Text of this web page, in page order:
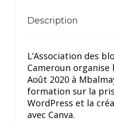
Description
L’Association des
Cameroun organise
Août 2020 à
formation sur la
WordPress et la
avec Canva.